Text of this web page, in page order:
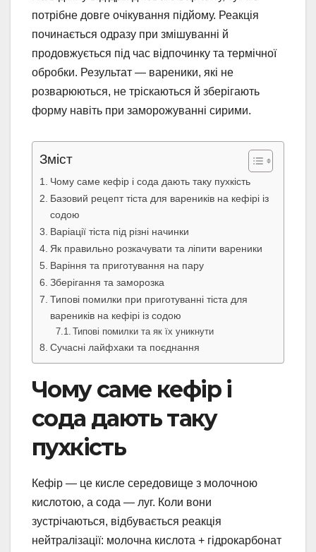
потрібне довге очікування підйому. Реакція
починається одразу при змішуванні й
продовжується під час відпочинку та термічної
обробки. Результат — вареники, які не
розварюються, не тріскаються й зберігають
форму навіть при заморожуванні сирими.
Зміст
Чому саме кефір і сода дають таку пухкість
Базовий рецепт тіста для вареників на кефірі із
содою
Варіації тіста під різні начинки
Як правильно розкачувати та ліпити вареники
Варіння та приготування на пару
Зберігання та заморозка
Типові помилки при приготуванні тіста для
вареників на кефірі із содою
Типові помилки та як їх уникнути
Сучасні лайфхаки та поєднання
Чому саме кефір і
сода дають таку
пухкість
Кефір — це кисле середовище з молочною
кислотою, а сода — луг. Коли вони
зустрічаються, відбувається реакція
нейтралізації: молочна кислота + гідрокарбонат